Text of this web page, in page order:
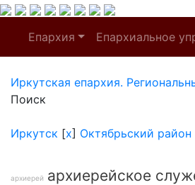
Епархия Епархиальное
Иркутская епархия.
Поиск
Иркутск [x] Октябрьский район
архиерей архиерейское